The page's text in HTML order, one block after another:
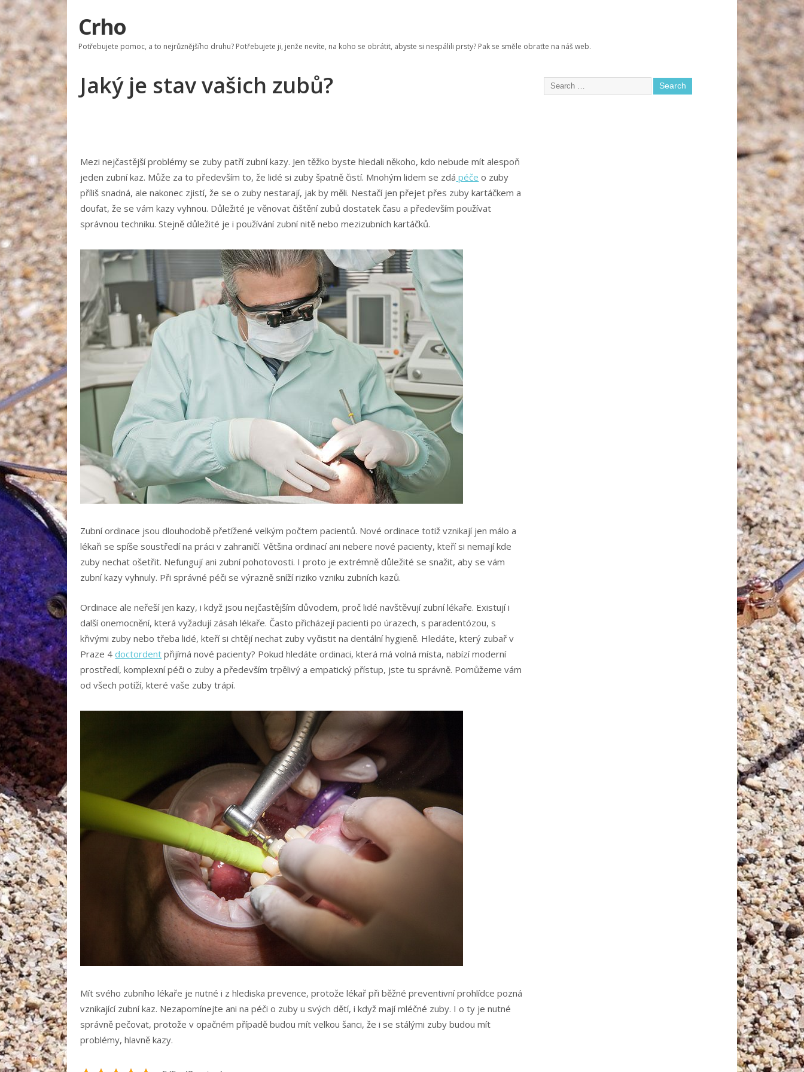
Crho
Potřebujete pomoc, a to nejrůznějšího druhu? Potřebujete ji, jenže nevíte, na koho se obrátit, abyste si nespálili prsty? Pak se směle obraťte na náš web.
Jaký je stav vašich zubů?
Mezi nejčastější problémy se zuby patří zubní kazy. Jen těžko byste hledali někoho, kdo nebude mít alespoň
jeden zubní kaz. Může za to především to, že lidé si zuby špatně čistí. Mnohým lidem se zdá péče o zuby
příliš snadná, ale nakonec zjistí, že se o zuby nestarají, jak by měli. Nestačí jen přejet přes zuby kartáčkem a
doufat, že se vám kazy vyhnou. Důležité je věnovat čištění zubů dostatek času a především používat
správnou techniku. Stejně důležité je i používání zubní nitě nebo mezizubních kartáčků.
Zubní ordinace jsou dlouhodobě přetížené velkým počtem pacientů. Nové ordinace totiž vznikají jen málo a
lékaři se spíše soustředí na práci v zahraničí. Většina ordinací ani nebere nové pacienty, kteří si nemají kde
zuby nechat ošetřit. Nefungují ani zubní pohotovosti. I proto je extrémně důležité se snažit, aby se vám
zubní kazy vyhnuly. Při správné péči se výrazně sníží riziko vzniku zubních kazů.
Ordinace ale neřeší jen kazy, i když jsou nejčastějším důvodem, proč lidé navštěvují zubní lékaře. Existují i
další onemocnění, která vyžadují zásah lékaře. Často přicházejí pacienti po úrazech, s paradentózou, s
křivými zuby nebo třeba lidé, kteří si chtějí nechat zuby vyčistit na dentální hygieně. Hledáte, který zubař v
Praze 4doctordent přijímá nové pacienty? Pokud hledáte ordinaci, která má volná místa, nabízí moderní
prostředí, komplexní péči o zuby a především trpělivý a empatický přístup, jste tu správně. Pomůžeme vám
od všech potíží, které vaše zuby trápí.
Mít svého zubního lékaře je nutné i z hlediska prevence, protože lékař při běžné preventivní prohlídce pozná
vznikající zubní kaz. Nezapomínejte ani na péči o zuby u svých dětí, i když mají mléčné zuby. I o ty je nutné
správně pečovat, protože v opačném případě budou mít velkou šanci, že i se stálými zuby budou mít
problémy, hlavně kazy.